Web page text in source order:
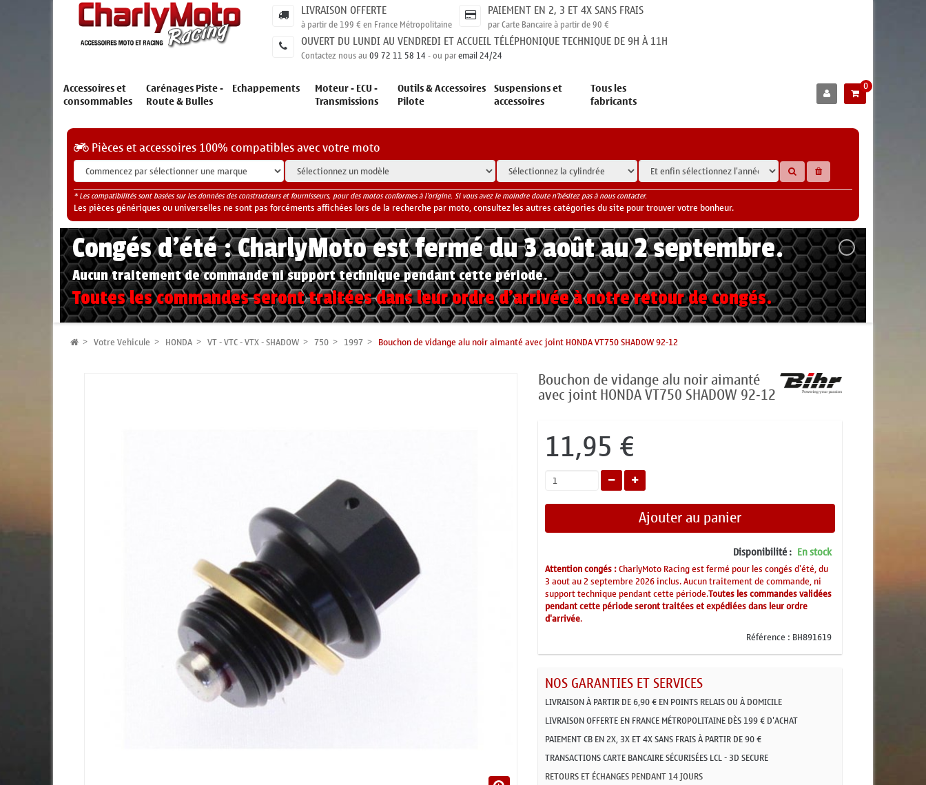
LIVRAISON OFFERTE
à partir de 199 € en France Métropolitaine
PAIEMENT EN 2, 3 ET 4X SANS FRAIS
par Carte Bancaire à partir de 90 €
OUVERT DU LUNDI AU VENDREDI ET ACCUEIL TÉLÉPHONIQUE TECHNIQUE DE 9H À 11H
Contactez nous au09 72 11 58 14- ou paremail 24/24
Accessoires et
consommables
Carénages Piste -
Route & Bulles
Echappements Moteur - ECU -
Transmissions
Outils & Accessoires
Pilote
Suspensions et
accessoires
Tous les
fabricants
0
Pièces et accessoires 100% compatibles avec votre moto
* Les compatibilités sont basées sur les données des constructeurs et fournisseurs, pour des motos conformes à l'origine. Si vous avez le moindre doute n'hésitez pas à nous contacter.
Les pièces génériques ou universelles ne sont pas forcéments affichées lors de la recherche par moto, consultez les autres catégories du site pour trouver votre bonheur.
Congés d'été : CharlyMoto est fermé du 3 août au 2 septembre.
Aucun traitement de commande ni support technique pendant cette période.
Toutes les commandes seront traitées dans leur ordre d'arrivée à notre retour de congés.
Votre Vehicule HONDA VT - VTC - VTX - SHADOW 750 1997 Bouchon de vidange alu noir aimanté avec joint HONDA VT750 SHADOW 92-12
Bouchon de vidange alu noir aimanté
avec joint HONDA VT750 SHADOW 92-12
11,95 €
Ajouter au panier
Disponibilité : En stock
Attention congés :CharlyMoto Racing est fermé pour les congés d'été, du
3 aout au 2 septembre 2026 inclus. Aucun traitement de commande, ni
support technique pendant cette période.Toutes les commandes validées
pendant cette période seront traitées et expédiées dans leur ordre
d'arrivée.
Référence : BH891619
NOS GARANTIES ET SERVICES
LIVRAISON À PARTIR DE 6,90 € EN POINTS RELAIS OU À DOMICILE
LIVRAISON OFFERTE EN FRANCE MÉTROPOLITAINE DÈS 199 € D'ACHAT
PAIEMENT CB EN 2X, 3X ET 4X SANS FRAIS À PARTIR DE 90 €
TRANSACTIONS CARTE BANCAIRE SÉCURISÉES LCL - 3D SECURE
RETOURS ET ÉCHANGES PENDANT 14 JOURS